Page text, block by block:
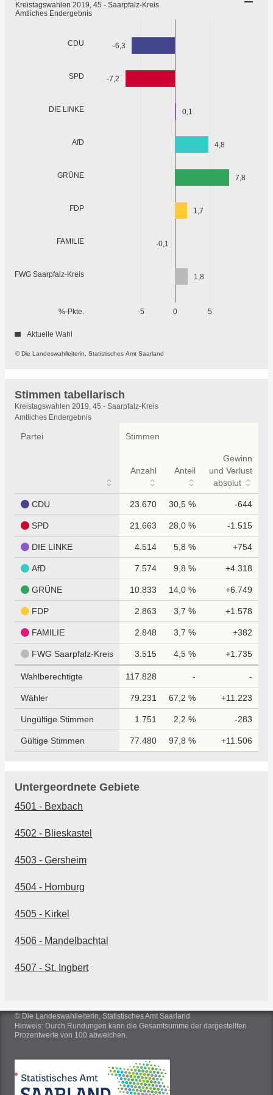
CDU
SPD
DIE LINKE
AfD
GRÜNE
FDP
FAMILIE
FWG Saarpfalz-Kreis
-5 0 5
%-Pkte.
-6,3
-7,2
0,1
4,8
7,8
1,7
-0,1
1,8
© Die Landeswahlleiterin, Statistisches Amt Saarland
Kreistagswahlen 2019, 45 - Saarpfalz-Kreis
Amtliches Endergebnis
Aktuelle Wahl
Stimmen tabellarisch
Stimmen
tabellarisch
Kreistagswahlen 2019, 45 - Saarpfalz-Kreis
Amtliches Endergebnis
Partei Stimmen
Anzahl Anteil
Gewinn
und Verlust
absolut
CDU 23.670 30,5 % -644
SPD 21.663 28,0 % -1.515
DIE LINKE 4.514 5,8 % +754
AfD 7.574 9,8 % +4.318
GRÜNE 10.833 14,0 % +6.749
FDP 2.863 3,7 % +1.578
FAMILIE 2.848 3,7 % +382
FWG Saarpfalz-Kreis 3.515 4,5 % +1.735
Wahlberechtigte 117.828 - -
Wähler 79.231 67,2 % +11.223
Ungültige Stimmen 1.751 2,2 % -283
Gültige Stimmen 77.480 97,8 % +11.506
Untergeordnete Gebiete
4501 - Bexbach
4502 - Blieskastel
4503 - Gersheim
4504 - Homburg
4505 - Kirkel
4506 - Mandelbachtal
4507 - St. Ingbert
© Die Landeswahlleiterin, Statistisches Amt Saarland
Hinweis: Durch Rundungen kann die Gesamtsumme der dargestellten
Prozentwerte von 100 abweichen.